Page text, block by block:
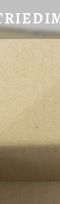
odpad v Jaslovských Bohuniciach?